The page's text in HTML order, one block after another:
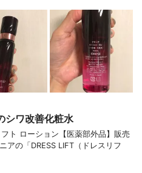
シワ改善化粧水
ト ローション【医薬部外品】販売
アの「DRESS LIFT（ドレスリフ